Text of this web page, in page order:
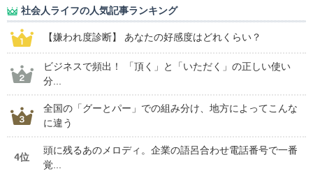
社会人ライフの人気記事ランキング
【嫌われ度診断】 あなたの好感度はどれくらい？
ビジネスで頻出！ 「頂く」と「いただく」の正しい使い
分...
全国の「グーとパー」での組み分け、地方によってこんな
に違う
4位
頭に残るあのメロディ。企業の語呂合わせ電話番号で一番
覚...